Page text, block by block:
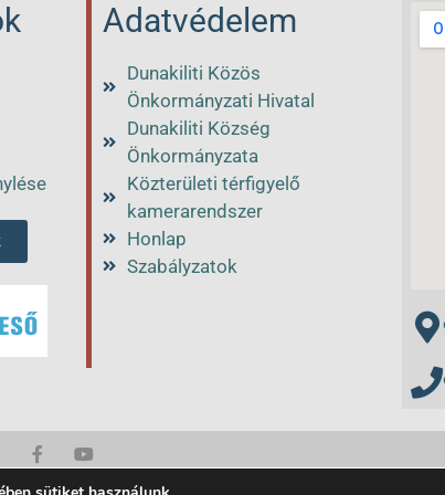
Dunakiliti értéktár
Dunakiliti falugazdász
Hatósági
Közvilágítási
Adatvédelem
Dunakiliti Közös
Önkormányzati Hivatal
Dunakiliti Község
Önkormányzata
Közterületi térfigyelő
kamerarendszer
Honlap
Szabályzatok